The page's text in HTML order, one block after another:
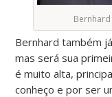
Bernhard também
mas será sua
é muito alta,
conheço e por ser